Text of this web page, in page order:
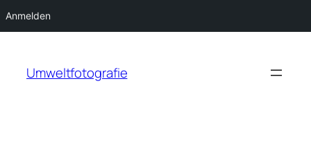
Anmelden
springen
Umweltfotografie